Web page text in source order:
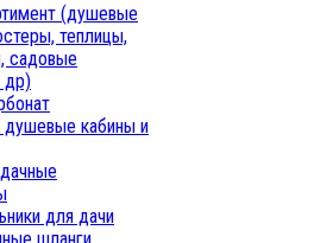
(душевые
теплицы,
садовые
др)
кабины и
для дачи